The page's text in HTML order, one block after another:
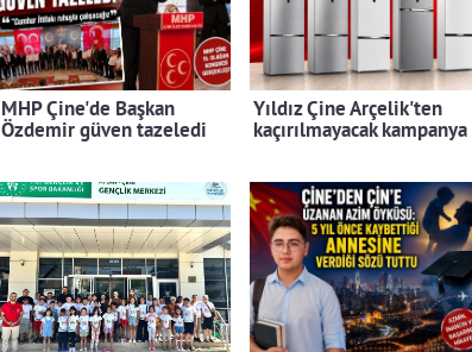
MHP Çine'de Başkan
Özdemir güven tazeledi
Yıldız Çine Arçelik'ten
kaçırılmayacak kampanya